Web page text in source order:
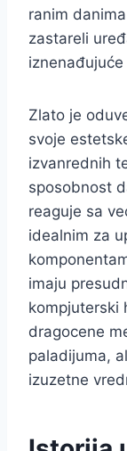
ranim
zastareli
Zlato je
svoje
izvanrednih
sposobnost
reaguje sa
idealnim za
imaju
kompjuterski
dragocene
paladijuma,
izuzetne